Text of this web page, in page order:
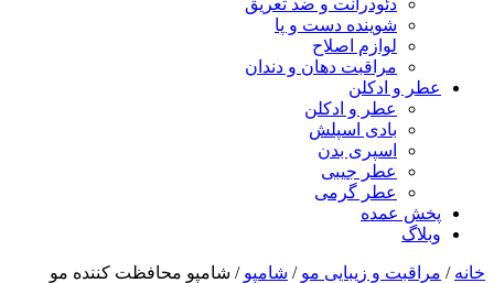
دئودرانت و ضد تعریق
شوینده دست و پا
لوازم اصلاح
مراقبت دهان و دندان
عطر و ادکلن
عطر و ادکلن
بادی اسپلش
اسپری بدن
عطر جیبی
عطر گرمی
پخش عمده
وبلاگ
خانه / مراقبت و زیبایی مو / شامپو / شامپو محافظت کننده مو